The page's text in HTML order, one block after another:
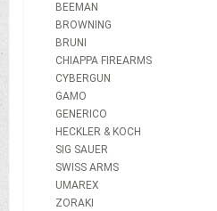
BEEMAN
BROWNING
BRUNI
CHIAPPA FIREARMS
CYBERGUN
GAMO
GENERICO
HECKLER & KOCH
SIG SAUER
SWISS ARMS
UMAREX
ZORAKI